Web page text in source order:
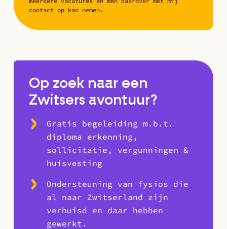
contact op kan nemen.
Op zoek naar een
Zwitsers avontuur?
Gratis begeleiding m.b.t.
diploma erkenning,
sollicitatie, vergunningen &
huisvesting
Ondersteuning van fysios die
al naar Zwitserland zijn
verhuisd en daar hebben
gewerkt.